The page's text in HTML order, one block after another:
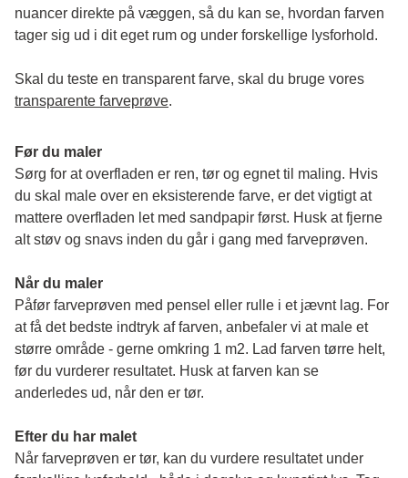
nuancer direkte på væggen, så du kan se, hvordan farven
tager sig ud i dit eget rum og under forskellige lysforhold.
transparente farveprøve.
Før du maler
Sørg for at overfladen er ren, tør og egnet til maling. Hvis
du skal male over en eksisterende farve, er det vigtigt at
mattere overfladen let med sandpapir først. Husk at fjerne
alt støv og snavs inden du går i gang med farveprøven.
Når du maler
Påfør farveprøven med pensel eller rulle i et jævnt lag. For
at få det bedste indtryk af farven, anbefaler vi at male et
større område - gerne omkring 1 m2. Lad farven tørre helt,
før du vurderer resultatet. Husk at farven kan se
anderledes ud, når den er tør.
Efter du har malet
Når farveprøven er tør, kan du vurdere resultatet under